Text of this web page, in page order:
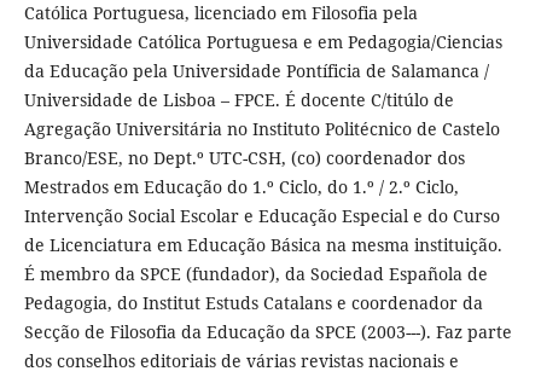
Católica Portuguesa, licenciado em Filosofia pela
Universidade Católica Portuguesa e em Pedagogia/Ciencias
da Educação pela Universidade Pontíficia de Salamanca /
Universidade de Lisboa – FPCE. É docente C/titúlo de
Agregação Universitária no Instituto Politécnico de Castelo
Branco/ESE, no Dept.º UTC-CSH, (co) coordenador dos
Mestrados em Educação do 1.º Ciclo, do 1.º / 2.º Ciclo,
Intervenção Social Escolar e Educação Especial e do Curso
de Licenciatura em Educação Básica na mesma instituição.
É membro da SPCE (fundador), da Sociedad Española de
Pedagogia, do Institut Estuds Catalans e coordenador da
Secção de Filosofia da Educação da SPCE (2003---). Faz parte
dos conselhos editoriais de várias revistas nacionais e